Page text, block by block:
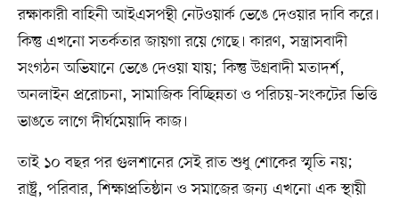
রক্ষাকারী বাহিনী আইএসপন্থী নেটওয়ার্ক ভেঙে দেওয়ার দাবি করে।
কিন্তু এখনো সতর্কতার জায়গা রয়ে গেছে। কারণ, সন্ত্রাসবাদী
সংগঠন অভিযানে ভেঙে দেওয়া যায়; কিন্তু উগ্রবাদী মতাদর্শ,
অনলাইন প্ররোচনা, সামাজিক বিচ্ছিন্নতা ও পরিচয়-সংকটের ভিত্তি
ভাঙতে লাগে দীর্ঘমেয়াদি কাজ।
তাই ১০ বছর পর গুলশানের সেই রাত শুধু শোকের স্মৃতি নয়;
রাষ্ট্র, পরিবার, শিক্ষাপ্রতিষ্ঠান ও সমাজের জন্য এখনো এক স্থায়ী